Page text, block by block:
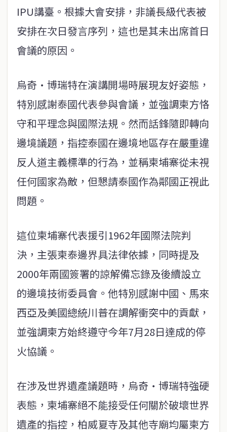
IPU講臺。根據大會安排，非議長級代表被
安排在次日發言序列，這也是其未出席首日
會議的原因。
烏奇·博瑞特在演講開場時展現友好姿態，
特別感謝泰國代表參與會議，並強調柬方恪
守和平理念與國際法規。然而話鋒隨即轉向
邊境議題，指控泰國在邊境地區存在嚴重違
反人道主義標準的行為，並稱柬埔寨從未視
任何國家為敵，但懇請泰國作為鄰國正視此
問題。
這位柬埔寨代表援引1962年國際法院判
決，主張柬泰邊界具法律依據，同時提及
2000年兩國簽署的諒解備忘錄及後續設立
的邊境技術委員會。他特別感謝中國、馬來
西亞及美國總統川普在調解衝突中的貢獻，
並強調柬方始終遵守今年7月28日達成的停
火協議。
在涉及世界遺產議題時，烏奇·博瑞特強硬
表態，柬埔寨絕不能接受任何關於破壞世界
遺產的指控，柏威夏寺及其他寺廟均屬柬方